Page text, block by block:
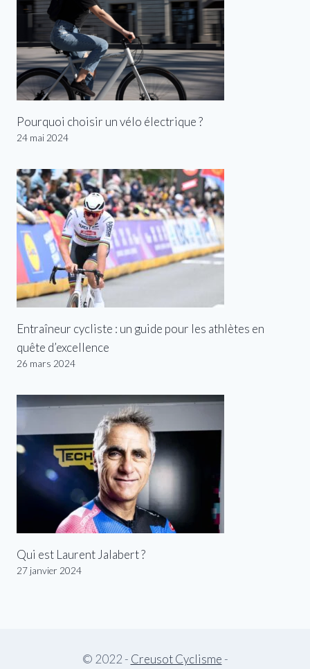
Pourquoi choisir un vélo électrique ?
24 mai 2024
Entraîneur cycliste : un guide pour les athlètes en
quête d’excellence
26 mars 2024
Qui est Laurent Jalabert ?
27 janvier 2024
© 2022 - Creusot Cyclisme -